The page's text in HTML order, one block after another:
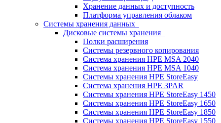
Хранение данных и доступность
Платформа управления облаком
Системы хранения данных
Дисковые системы хранения
Полки расширения
Системы резервного копирования
Система хранения HPE MSA 2040
Система хранения HPE MSA 1040
Системы хранения HPE StoreEasy
Система хранения HPE 3PAR
Системы хранения HPE StoreEasy 1450
Системы хранения HPE StoreEasy 1650
Системы хранения HPE StoreEasy 1850
Системы хранения HPE StoreEasy 1550